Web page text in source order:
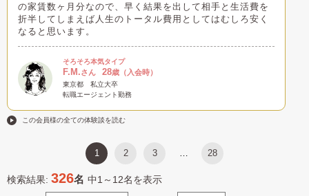
の家賃数ヶ月分なので、早く結果を出して相手と生活費を
折半してしまえば人生のトータル費用としてはむしろ安く
なると思います。
そろそろ本気タイプ
F.M.さん 28歳（入会時）
東京都
私立大卒
転職エージェント勤務
この会員様の全ての体験談を読む
1 2 3 … 28
検索結果: 326名 中1～12名を表示